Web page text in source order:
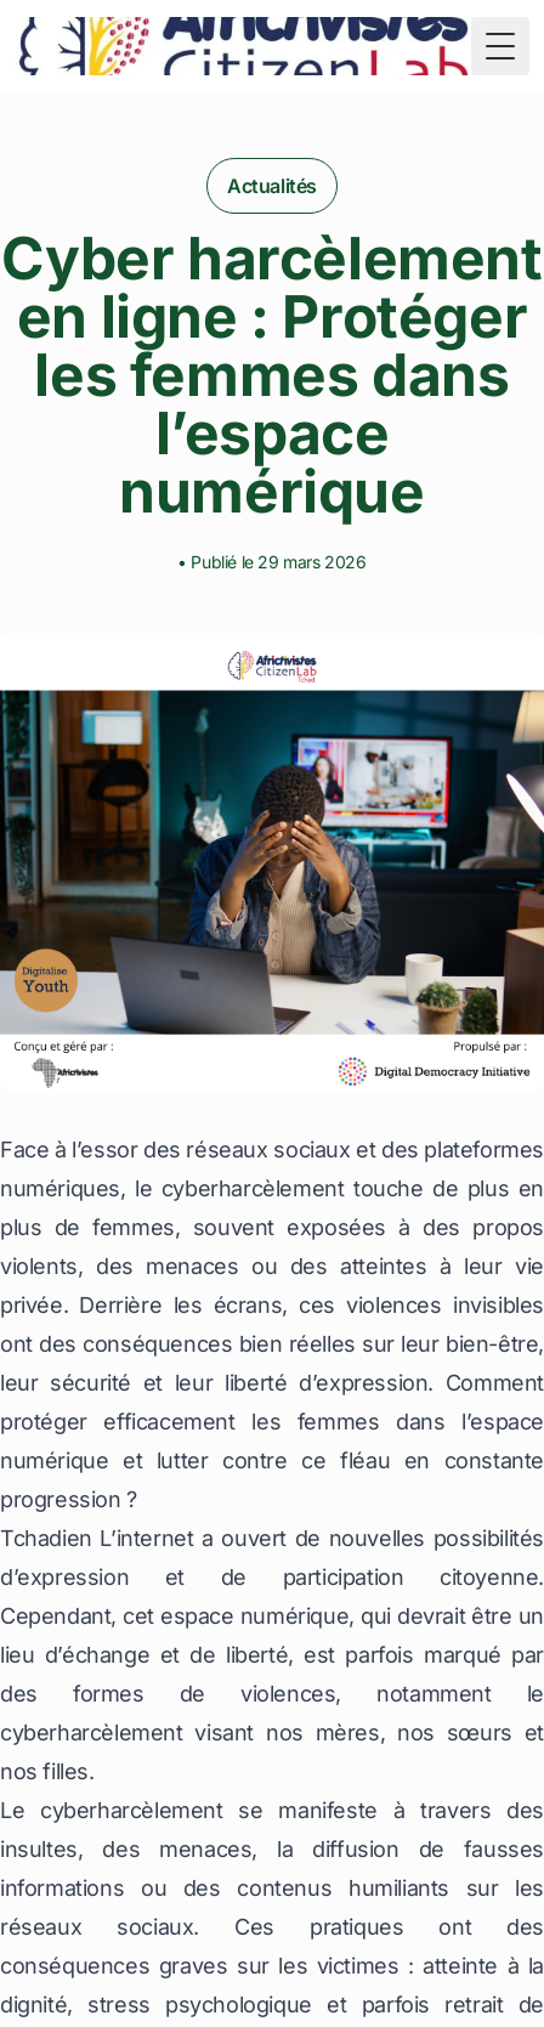
TD
Actualités
Cyber harcèlement
en ligne : Protéger
les femmes dans
l’espace
numérique
• Publié le 29 mars 2026
Face à l’essor des réseaux sociaux et des plateformes
numériques, le cyberharcèlement touche de plus en
plus de femmes, souvent exposées à des propos
violents, des menaces ou des atteintes à leur vie
privée. Derrière les écrans, ces violences invisibles
ont des conséquences bien réelles sur leur bien-être,
leur sécurité et leur liberté d’expression. Comment
protéger efficacement les femmes dans l’espace
numérique et lutter contre ce fléau en constante
progression ?
Tchadien L’internet a ouvert de nouvelles possibilités
d’expression et de participation citoyenne.
Cependant, cet espace numérique, qui devrait être un
lieu d’échange et de liberté, est parfois marqué par
des formes de violences, notamment le
cyberharcèlement visant nos mères, nos sœurs et
nos filles.
Le cyberharcèlement se manifeste à travers des
insultes, des menaces, la diffusion de fausses
informations ou des contenus humiliants sur les
réseaux sociaux. Ces pratiques ont des
conséquences graves sur les victimes : atteinte à la
dignité, stress psychologique et parfois retrait de